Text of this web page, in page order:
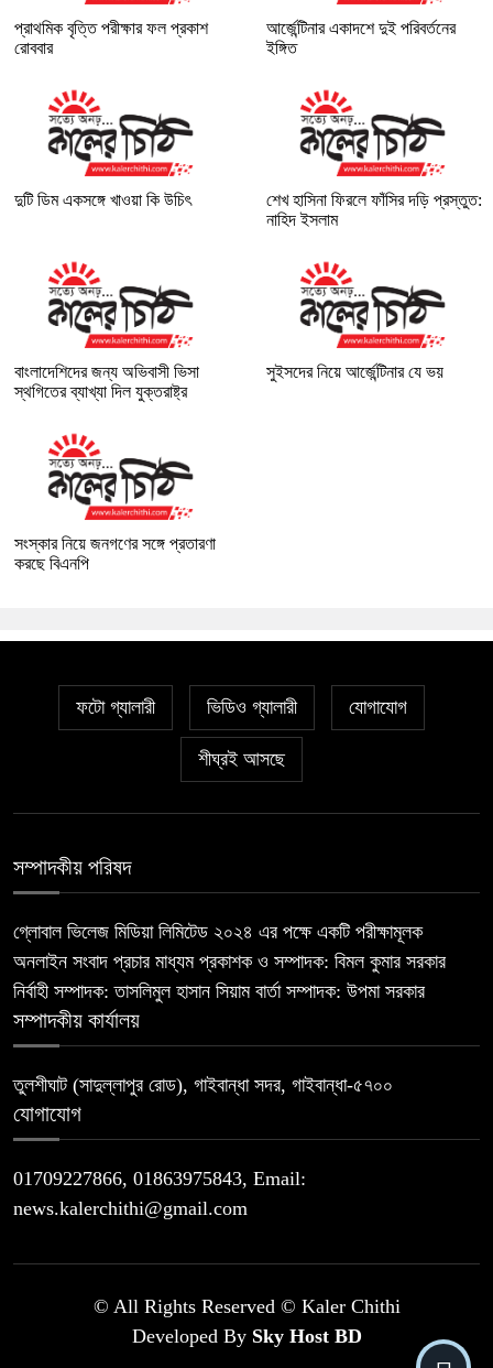
প্রাথমিক বৃত্তি পরীক্ষার ফল প্রকাশ
রোববার
আর্জেন্টিনার একাদশে দুই পরিবর্তনের
ইঙ্গিত
দুটি ডিম একসঙ্গে খাওয়া কি উচিৎ
শেখ হাসিনা ফিরলে ফাঁসির দড়ি প্রস্তুত:
নাহিদ ইসলাম
বাংলাদেশিদের জন্য অভিবাসী ভিসা
স্থগিতের ব্যাখ্যা দিল যুক্তরাষ্ট্র
সুইসদের নিয়ে আর্জেন্টিনার যে ভয়
সংস্কার নিয়ে জনগণের সঙ্গে প্রতারণা
করছে বিএনপি
ফটো গ্যালারী ভিডিও গ্যালারী যোগাযোগ
শীঘ্রই আসছে
সম্পাদকীয় পরিষদ
গ্লোবাল ভিলেজ মিডিয়া লিমিটেড ২০২৪ এর পক্ষে একটি পরীক্ষামূলক
অনলাইন সংবাদ প্রচার মাধ্যম প্রকাশক ও সম্পাদক: বিমল কুমার সরকার
নির্বাহী সম্পাদক: তাসলিমুল হাসান সিয়াম বার্তা সম্পাদক: উপমা সরকার
সম্পাদকীয় কার্যালয়
তুলশীঘাট (সাদুল্লাপুর রোড), গাইবান্ধা সদর, গাইবান্ধা-৫৭০০
যোগাযোগ
01709227866, 01863975843, Email:
news.kalerchithi@gmail.com
© All Rights Reserved © Kaler Chithi
Developed By Sky Host BD